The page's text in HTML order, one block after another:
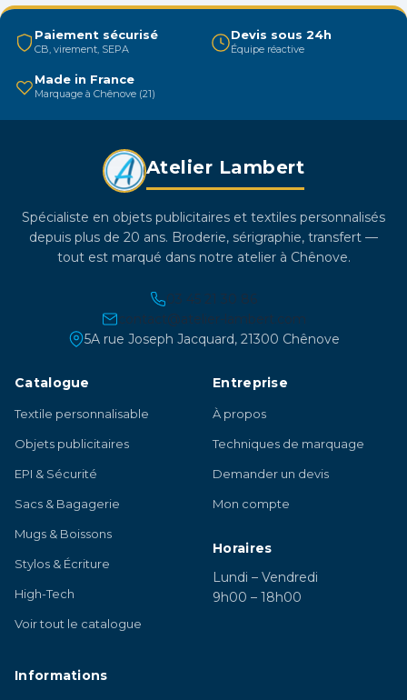
peuvent
être
choisies
page
produit
Paiement sécurisé
CB, virement, SEPA
Devis sous 24h
Équipe réactive
Made in France
Marquage à Chênove (21)
Atelier Lambert
Spécialiste en objets publicitaires et textiles personnalisés
depuis plus de 20 ans. Broderie, sérigraphie, transfert —
tout est marqué dans notre atelier à Chênove.
03 45 21 30 86
contact@atelier-lambert.com
5A rue Joseph Jacquard, 21300 Chênove
Catalogue
Textile personnalisable
Objets publicitaires
EPI & Sécurité
Sacs & Bagagerie
Mugs & Boissons
Stylos & Écriture
High-Tech
Voir tout le catalogue
Entreprise
À propos
Techniques de marquage
Demander un devis
Mon compte
Horaires
Lundi – Vendredi
9h00 – 18h00
Informations